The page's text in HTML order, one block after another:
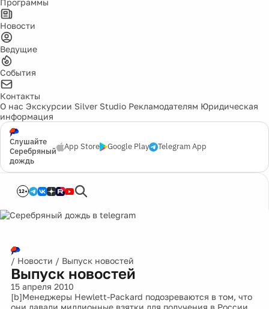
Новости
Ведущие
События
Контакты
О нас Экскурсии Silver Studio Рекламодателям Юридическая
информация
Слушайте
Серебряный
дождь
App Store Google Play Telegram App
12+
/ Новости / Выпуск новостей
Выпуск новостей
15 апреля 2010
[b]Менеджеры Hewlett-Packard подозреваются в том, что